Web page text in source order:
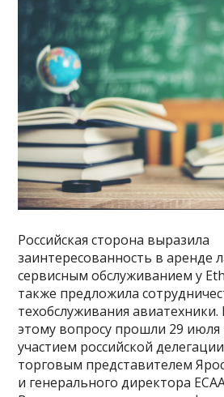
Российская сторона выразила
заинтересованность в аренде
сервисным обслуживанием у
также предложила
техобслуживания
этому вопросу прошли 29 июля
участием российской
торговым представителем
и генерального директора